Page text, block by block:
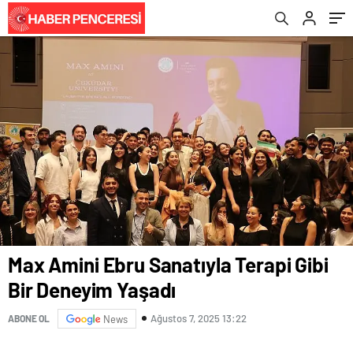
Max Amini Ebru Sanatıyla Terapi Gibi
Bir Deneyim Yaşadı
ABONE OL News Ağustos 7, 2025 13:22